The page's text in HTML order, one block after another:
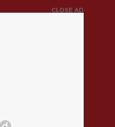
CLOSE AD